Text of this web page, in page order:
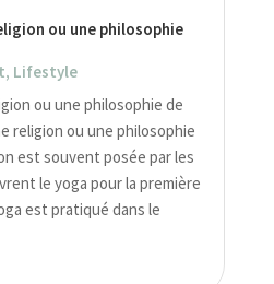
ou une philosophie
, Lifestyle
ou une philosophie de
religion ou une philosophie
est souvent posée par les
le yoga pour la première
est pratiqué dans le